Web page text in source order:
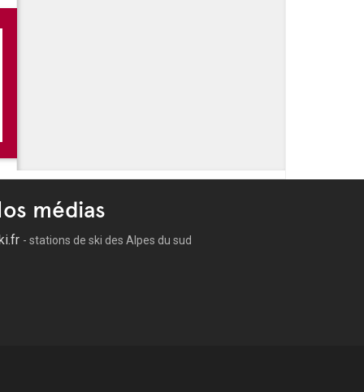
Populaire ?
Mères, au Mucem : une expo qui explore la
médias
- stations de ski des Alpes du sud